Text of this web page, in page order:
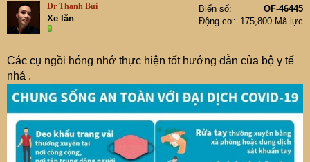
Dr Thanh Bùi
Xe lăn
Biển số
OF-46445
Động cơ
175,800 Mã lực
Các cụ ngồi hóng nhớ thực hiện tốt hướng dẫn của bộ y tế
nhá .